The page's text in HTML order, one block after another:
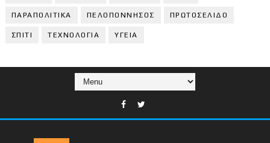
ΠΑΡΑΠΟΛΙΤΙΚΑ ΠΕΛΟΠΟΝΝΗΣΟΣ ΠΡΩΤΟΣΕΛΙΔΟ
ΣΠΙΤΙ ΤΕΧΝΟΛΟΓΙΑ ΥΓΕΙΑ